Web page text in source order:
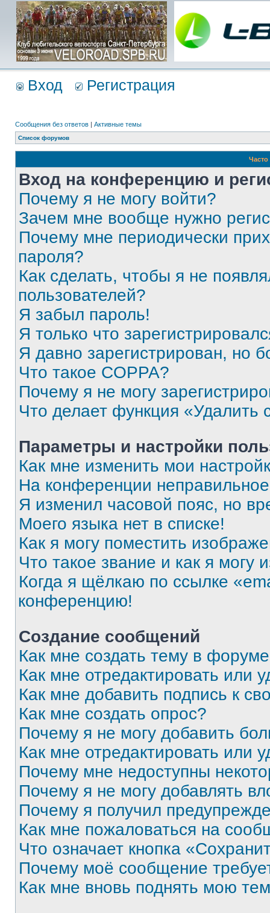
Вход Регистрация
Сообщения без ответов | Активные темы
Список форумов
Вход на конференцию и
Почему я не могу войти?
Зачем мне вообще нужно
Почему мне периодически
пароля?
Как сделать, чтобы я не
пользователей?
Я забыл пароль!
Я только что
Я давно зарегистрирован, но
Что такое COPPA?
Почему я не могу
Что делает функция «Удалить
Параметры и настройки
Как мне изменить мои
На конференции
Я изменил часовой пояс, но
Моего языка нет в списке!
Как я могу поместить
Что такое звание и как я могу
Когда я щёлкаю по ссылке
конференцию!
Создание сообщений
Как мне создать тему в
Как мне отредактировать или
Как мне добавить подпись к
Как мне создать опрос?
Почему я не могу добавить
Как мне отредактировать или
Почему мне недоступны
Почему я не могу добавлять
Почему я получил
Как мне пожаловаться на
Что означает кнопка
Почему моё сообщение
Как мне вновь поднять мою